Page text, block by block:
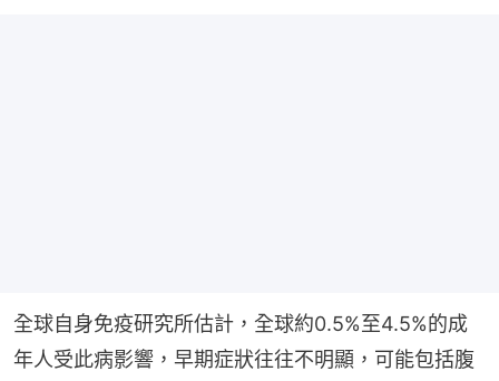
全球自身免疫研究所估計，全球約0.5%至4.5%的成
年人受此病影響，早期症狀往往不明顯，可能包括腹